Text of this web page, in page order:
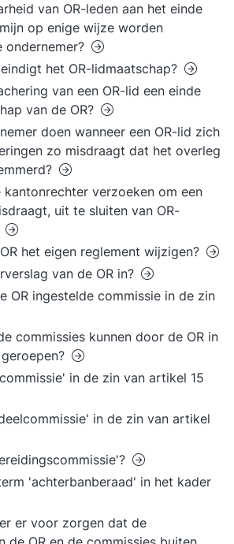
van OR-leden aan het einde
op enige wijze worden
het OR-lidmaatschap?
van een OR-lid een einde
van de OR?
doen wanneer een OR-lid zich
zo misdraagt dat het overleg
kantonrechter verzoeken om een
uit te sluiten van OR-
het eigen reglement wijzigen?
van de OR in?
OR ingestelde commissie in de zin
commissies kunnen door de OR in
in de zin van artikel 15
in de zin van artikel
'achterbanberaad' in het kader
er voor zorgen dat de